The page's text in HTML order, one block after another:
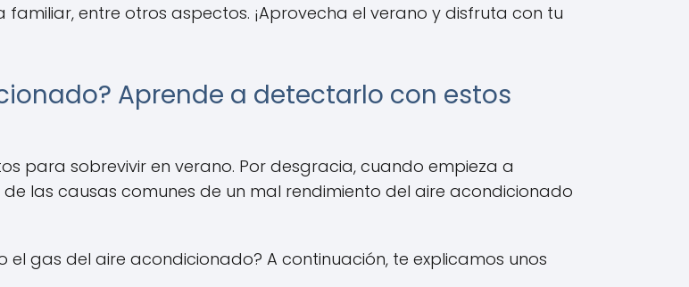
entre otros aspectos. ¡Aprovecha el verano y disfruta con tu
Aprende a detectarlo con estos
para sobrevivir en verano. Por desgracia, cuando empieza a
las causas comunes de un mal rendimiento del aire acondicionado
gas del aire acondicionado? A continuación, te explicamos unos